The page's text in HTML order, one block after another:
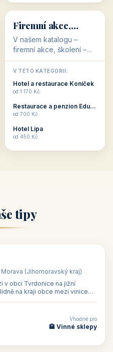
💼 31 objektů
Firemní akce,
školení
V našem katalogu –
firemní akce, školení –
jsou pro Vás připraveny
objekty, které mají
zkušenosti pořádat i
menší firemní akce a
ob...
V TÉTO KATEGORII:
Hotel a restaurace Koníček
od 1 170 Kč
Restaurace a penzion Eduard
od 700 Kč
Hotel Lípa
od 450 Kč
tipy
(Jihomoravský kraj)
v obci Tvrdonice na jižní
na kraji obce mezi vinicemi,
Vhodné pro
🏨 Vinné sklepy